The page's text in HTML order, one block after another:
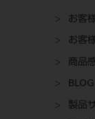
お客
お客
商品
BLOG
製品